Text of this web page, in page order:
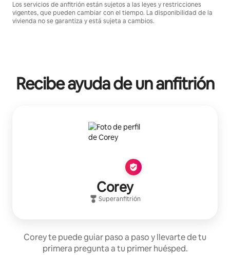
Los servicios de anfitrión están sujetos a las leyes y restricciones
vigentes, que pueden cambiar con el tiempo. La disponibilidad de la
vivienda no se garantiza y está sujeta a cambios.
Recibe ayuda de un anfitrión
Corey
Superanfitrión
Corey te puede guiar paso a paso y llevarte de tu
primera pregunta a tu primer huésped.